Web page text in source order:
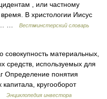
, или частному
В христологии Иисус
…
Вестминстерский словарь
материальных,
средств, используемых для
Определение понятия
кругооборот
Энциклопедия инвестора